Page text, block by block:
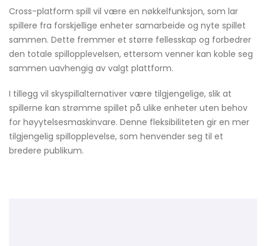
Cross-platform spill vil være en nøkkelfunksjon, som lar
spillere fra forskjellige enheter samarbeide og nyte spillet
sammen. Dette fremmer et større fellesskap og forbedrer
den totale spillopplevelsen, ettersom venner kan koble seg
sammen uavhengig av valgt plattform.
I tillegg vil skyspillalternativer være tilgjengelige, slik at
spillerne kan strømme spillet på ulike enheter uten behov
for høyytelsesmaskinvare. Denne fleksibiliteten gir en mer
tilgjengelig spillopplevelse, som henvender seg til et
bredere publikum.